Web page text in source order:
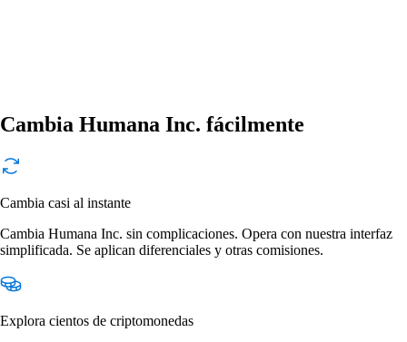
Cambia Humana Inc. fácilmente
Cambia casi al instante
Cambia Humana Inc. sin complicaciones. Opera con nuestra interfaz
simplificada. Se aplican diferenciales y otras comisiones.
Explora cientos de criptomonedas